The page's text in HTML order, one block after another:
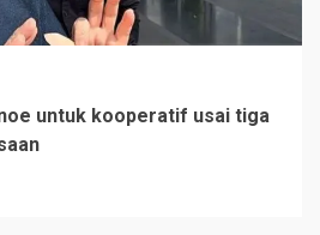
untuk kooperatif usai tiga